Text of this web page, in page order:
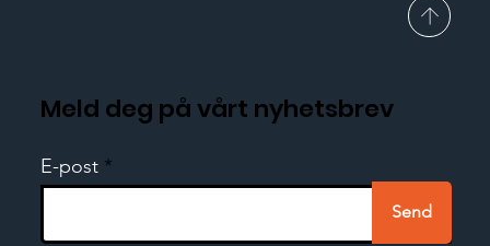
Meld deg på vårt nyhetsbrev
E-post
Send